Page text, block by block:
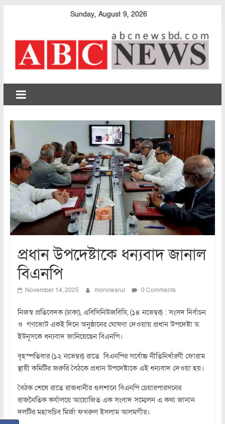
Sunday, August 9, 2026
abcnewsbd
প্রধান উপদেষ্টাকে ধন্যবাদ জানাল
বিএনপি
November 14, 2025 monowarul 0 Comments
নিজস্ব প্রতিবেদক (ঢাকা), এবিসিনিউজবিডি, (১৪ নভেম্বর) : সংসদ নির্বাচন
ও গণভোট একই দিনে অনুষ্ঠানের ঘোষণা দেওয়ায় প্রধান উপদেষ্টা ড.
ইউনূসকে ধন্যবাদ জানিয়েছেন বিএনপি।
বৃহস্পতিবার (১২ নভেম্বর) রাতে বিএনপির সর্বোচ্চ নীতিনির্ধারণী ফোরাম
স্থায়ী কমিটির জরুরি বৈঠকে প্রধান উপদেষ্টাকে এই ধন্যবাদ দেওয়া হয়।
বৈঠক শেষে রাতে রাজধানীর গুলশানে বিএনপি চেয়ারপারসনের
রাজনৈতিক কর্যালয়ে আয়োজিত এক সংবাদ সম্মেলন এ কথা জানান
দলটির মহাসচিব মির্জা ফখরুল ইসলাম আলমগীর।